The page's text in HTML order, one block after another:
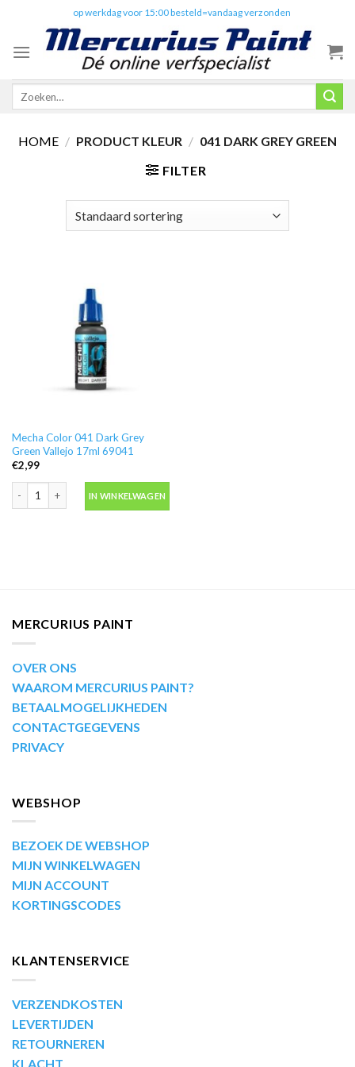
content
op werkdag voor 15:00 besteld=vandaag verzonden
Zoeken
HOME / PRODUCT KLEUR / 041 DARK GREY GREEN
FILTER
Mecha Color 041 Dark Grey
Green Vallejo 17ml 69041
€2,99
IN WINKELWAGEN
MERCURIUS PAINT
OVER ONS
WAAROM MERCURIUS PAINT?
BETAALMOGELIJKHEDEN
CONTACTGEGEVENS
PRIVACY
WEBSHOP
BEZOEK DE WEBSHOP
MIJN WINKELWAGEN
MIJN ACCOUNT
KORTINGSCODES
KLANTENSERVICE
VERZENDKOSTEN
LEVERTIJDEN
RETOURNEREN
KLACHT